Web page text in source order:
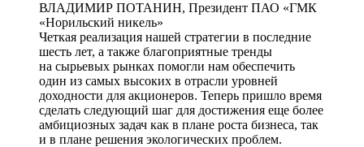
ВЛАДИМИР ПОТАНИН, Президент ПАО «ГМК
«Норильский никель»
Четкая реализация нашей стратегии в последние
шесть лет, а также благоприятные тренды
на сырьевых рынках помогли нам обеспечить
один из самых высоких в отрасли уровней
доходности для акционеров. Теперь пришло время
сделать следующий шаг для достижения еще более
амбициозных задач как в плане роста бизнеса, так
и в плане решения экологических проблем.